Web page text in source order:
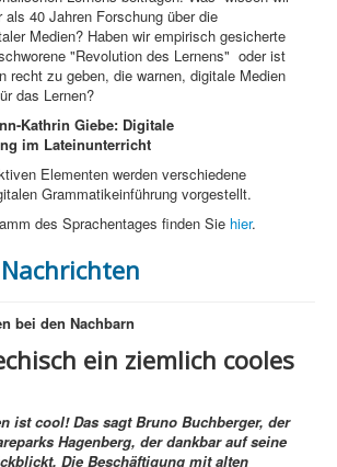
40 Jahren Forschung über die
Medien? Haben wir empirisch gesicherte
"Revolution des Lernens" oder ist
recht zu geben, die warnen, digitale Medien
das Lernen?
Kathrin Giebe: Digitale
im Lateinunterricht
Elementen werden verschiedene
Grammatikeinführung vorgestellt.
des Sprachentages finden Sie hier.
bei den Nachbarn
ein ziemlich cooles
ist cool! Das sagt Bruno Buchberger, der
Hagenberg, der dankbar auf seine
Die Beschäftigung mit alten